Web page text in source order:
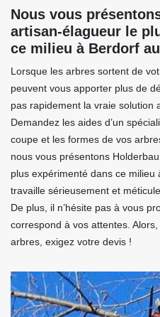
Nous vous
artisan-élagueur le
ce milieu à Berdorf
Lorsque les arbres sortent de
peuvent vous apporter plus de
pas rapidement la vraie solution
Demandez les aides d’un
coupe et les formes de vos
nous vous présentons
plus expérimenté dans ce
travaille sérieusement et
De plus, il n’hésite pas à vous
correspond à vos attentes.
arbres, exigez votre devis !